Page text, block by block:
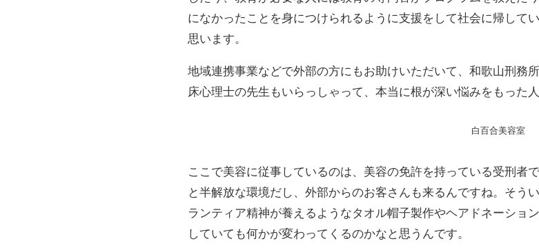
になかったことを身につけられるように支援をして社会に帰して
思います。
地域連携事業などで外部の方にもお助けいただいて、和歌山刑務
床心理士の先生もいらっしゃって、本当に根が深い悩みをもった
白百合美容室
ここで美容に従事しているのは、美容の免許を持っている受刑者
と半解放な環境だし、外部からのお客さんも来るんですね。そう
ランティア精神が養えるようなタオル帽子製作やヘアドネーショ
していても何かが変わってくるのかなと思うんです。